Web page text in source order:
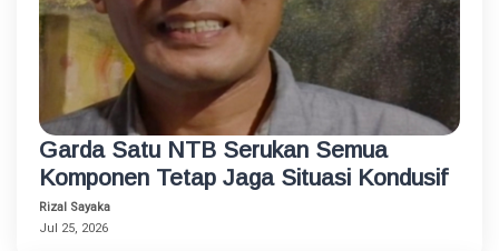
Garda Satu NTB Serukan Semua
Komponen Tetap Jaga Situasi Kondusif
Rizal Sayaka
Jul 25, 2026